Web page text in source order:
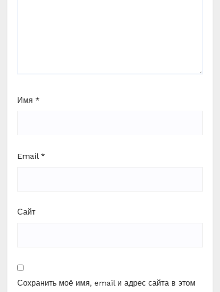
Имя *
Email *
Сайт
Сохранить моё имя, email и адрес сайта в этом